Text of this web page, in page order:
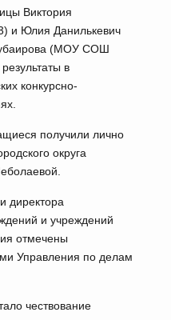
Виктория
Юлия Данилькевич
(МОУ СОШ
в
конкурсно-
получили лично
округа
директора
и учреждений
отмечены
Управления по делам
чествование